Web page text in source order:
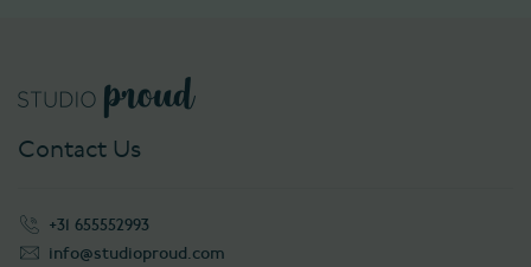
Contact Us
+31 655552993
info@studioproud.com